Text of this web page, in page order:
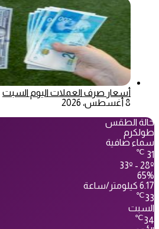
أسعار صرف العملات اليوم السبت
8 أغسطس، 2026
حالة الطقس
طولكرم
سماء صافية
31
℃
33º - 28º
65%
6.17 كيلومتر/ساعة
33
℃
السبت
34
℃